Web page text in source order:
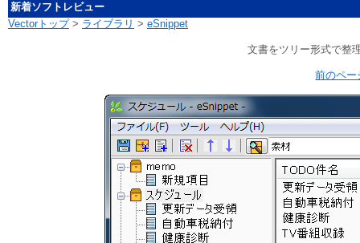
新着ソフトレビュー
Vectorトップ> ライブラリ > eSnippet
文書をツリー形式で整
前のペー